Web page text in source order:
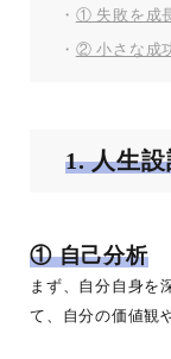
① 失敗を成
② 小さな成
1. 人生
① 自己分析
まず、自分自身を
て、自分の価値観